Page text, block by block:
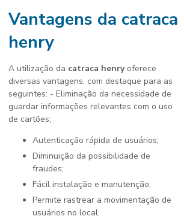
Vantagens da catraca
henry
A utilização da catraca henryoferece
diversas vantagens, com destaque para as
seguintes: - Eliminação da necessidade de
guardar informações relevantes com o uso
de cartões;
Autenticação rápida de usuários;
Diminuição da possibilidade de
fraudes;
Fácil instalação e manutenção;
Permite rastrear a movimentação de
usuários no local;